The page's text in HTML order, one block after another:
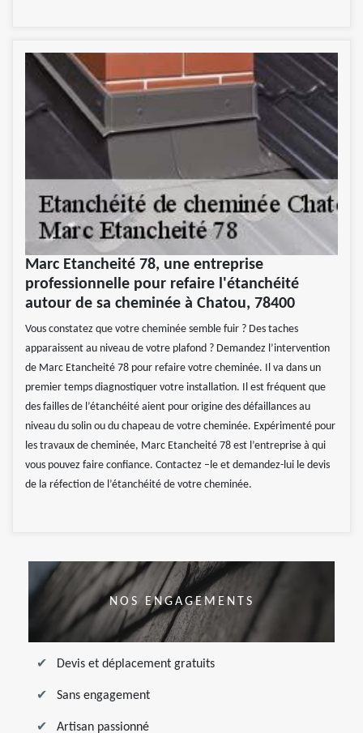
Marc Etancheité 78, une entreprise
professionnelle pour refaire l'étanchéité
autour de sa cheminée à Chatou, 78400
Vous constatez que votre cheminée semble fuir ? Des taches
apparaissent au niveau de votre plafond ? Demandez l’intervention
de Marc Etancheité 78 pour refaire votre cheminée. Il va dans un
premier temps diagnostiquer votre installation. Il est fréquent que
des failles de l’étanchéité aient pour origine des défaillances au
niveau du solin ou du chapeau de votre cheminée. Expérimenté pour
les travaux de cheminée, Marc Etancheité 78 est l’entreprise à qui
vous pouvez faire confiance. Contactez –le et demandez-lui le devis
de la réfection de l’étanchéité de votre cheminée.
NOS ENGAGEMENTS
Devis et déplacement gratuits
Sans engagement
Artisan passionné